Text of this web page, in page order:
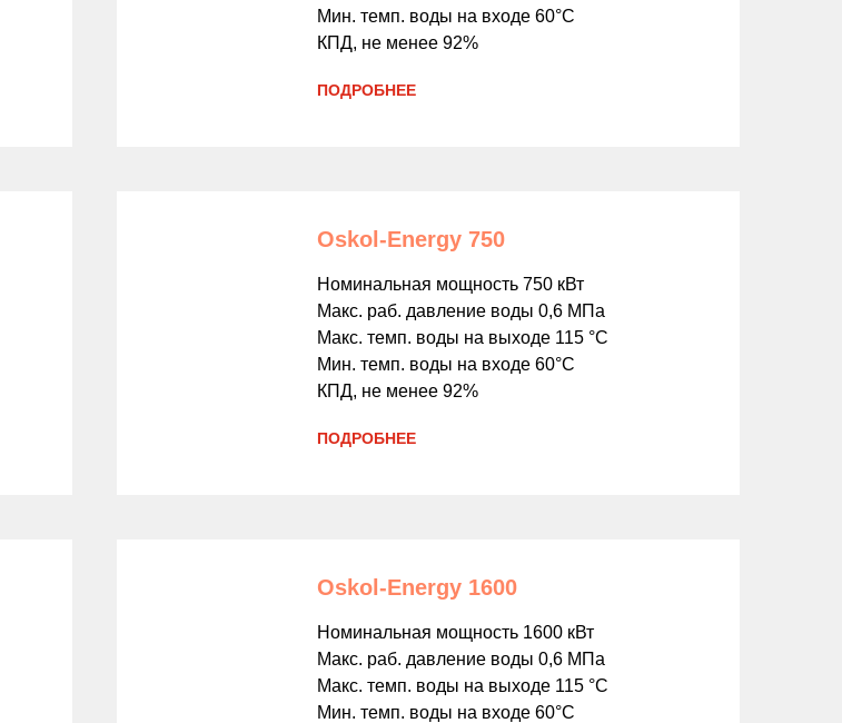
Мин. темп. воды на входе 60°С
КПД, не менее 92%
ПОДРОБНЕЕ
Oskol-Energy 750
Номинальная мощность 750 кВт
Макс. раб. давление воды 0,6 МПа
Макс. темп. воды на выходе 115 °С
Мин. темп. воды на входе 60°С
КПД, не менее 92%
ПОДРОБНЕЕ
Oskol-Energy 1600
Номинальная мощность 1600 кВт
Макс. раб. давление воды 0,6 МПа
Макс. темп. воды на выходе 115 °С
Мин. темп. воды на входе 60°С